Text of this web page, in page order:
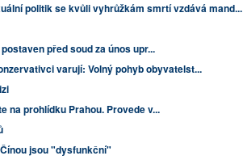
politik se kvůli vyhrůžkám smrtí vzdává mand...
před soud za únos upr...
varují: Volný pohyb obyvatelst...
na prohlídku Prahou. Provede v...
jsou "dysfunkční"